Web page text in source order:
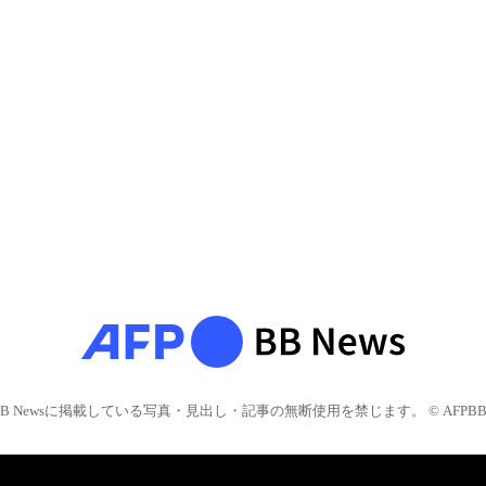
Newsに掲載している写真・見出し・記事の無断使用を禁じます。 © AFPBB